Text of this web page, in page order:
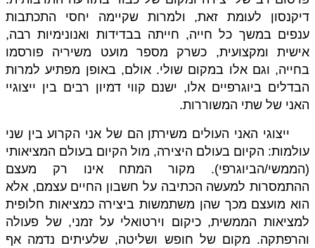
דיקנסון לעומת זאת, ולמרות שקיימה יחסי התכתבות
ענפים במשך כל חייה, חייתה בבדידות ואנונימיות רבה,
אישית ומקצועית, כשרק מספר מועט משיריה פורסמו
בחייה, וגם אלו במקום שולי. אולם, באופן מפתיע למרות
הבדלים ביוגרפיים אלו, ישנם קווי דמיון רבים בין ייצוגיי
האני של שתי המשוררות.
ייצוגי האני העולים משירתן הם של אני הקרוע בין שני
עולמות: הקיום בעולם היצירה, מול הקיום בעולם המציאותי
(הממשי/הביוגרפי). מקור המתח אינו רק מעצם
ההתמסרות למעשה הכתיבה על חשבון החיים עצמם, אלא
הוא מועצם מכך שהן משתמשות ביצירה כמציאות חלופית
למציאות הממשית, כיקום וירטואלי על זמני, של פעולה
והרפתקה. מקום של חופש ושליטה, שלעיתים נדמה אף